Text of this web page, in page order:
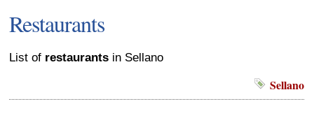
Restaurants
List of restaurants in Sellano
Sellano